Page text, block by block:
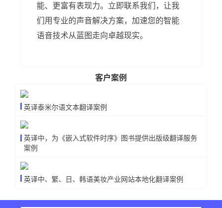
能、更富有表现力。立即联系我们，让我
们用专业的声音解决方案，加速您的智能
语音技术从蓝图走向卓越现实。
客户案例
英译泰米尔语文本翻译案例
英译中，为《嵌入式软件时序》图书提供出版级翻译服务
案例
英译中、繁、日、韩语美妆产业网站本地化翻译案例